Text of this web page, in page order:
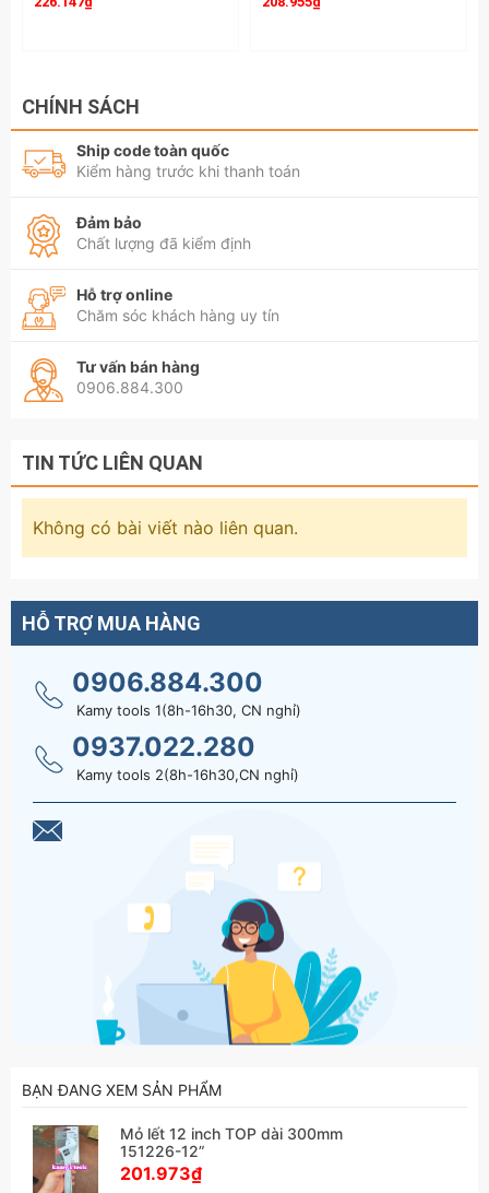
CHÍNH SÁCH
Ship code toàn quốc
Kiểm hàng trước khi thanh toán
Đảm bảo
Chất lượng đã kiểm định
Hỗ trợ online
Chăm sóc khách hàng uy tín
Tư vấn bán hàng
0906.884.300
TIN TỨC LIÊN QUAN
Không có bài viết nào liên quan.
HỖ TRỢ MUA HÀNG
0906.884.300
Kamy tools 1(8h-16h30, CN nghỉ)
0937.022.280
Kamy tools 2(8h-16h30,CN nghỉ)
BẠN ĐANG XEM SẢN PHẨM
Mỏ lết 12 inch TOP dài 300mm
151226-12”
201.973₫